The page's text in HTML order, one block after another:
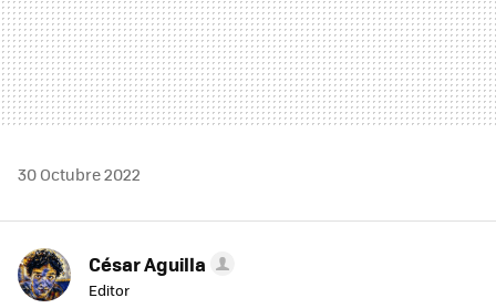
30 Octubre 2022
César Aguilla
Editor